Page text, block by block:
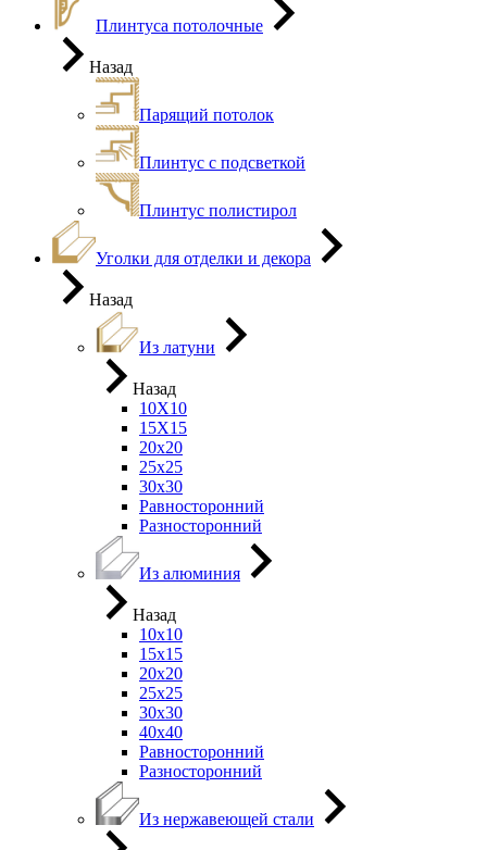
Плинтуса потолочные
Назад
Парящий потолок
Плинтус с подсветкой
Плинтус полистирол
Уголки для отделки и декора
Назад
Из латуни
Назад
10Х10
15Х15
20х20
25х25
30х30
Равносторонний
Разносторонний
Из алюминия
Назад
10х10
15х15
20х20
25х25
30х30
40х40
Равносторонний
Разносторонний
Из нержавеющей стали